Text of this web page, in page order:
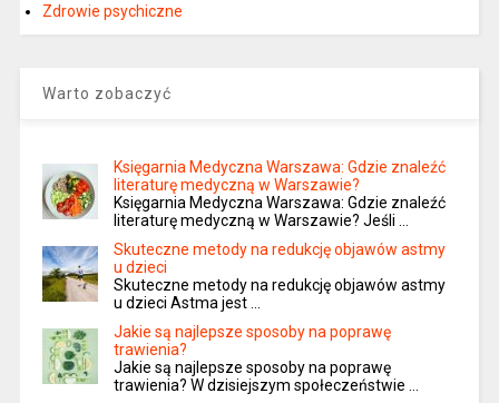
Zdrowie psychiczne
Warto zobaczyć
Księgarnia Medyczna Warszawa: Gdzie znaleźć
literaturę medyczną w Warszawie?
Księgarnia Medyczna Warszawa: Gdzie znaleźć
literaturę medyczną w Warszawie? Jeśli …
Skuteczne metody na redukcję objawów astmy
u dzieci
Skuteczne metody na redukcję objawów astmy
u dzieci Astma jest …
Jakie są najlepsze sposoby na poprawę
trawienia?
Jakie są najlepsze sposoby na poprawę
trawienia? W dzisiejszym społeczeństwie …